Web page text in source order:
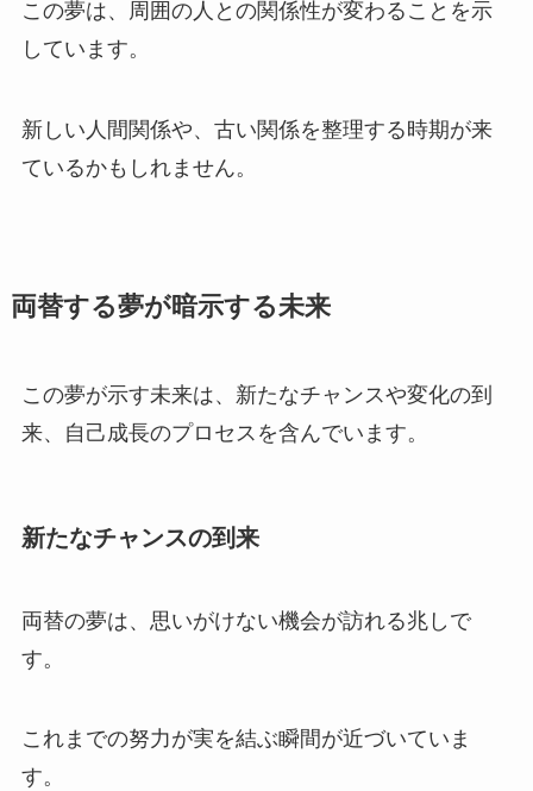
この夢は、周囲の人との関係性が変わることを示
しています。
新しい人間関係や、古い関係を整理する時期が来
ているかもしれません。
両替する夢が暗示する未来
この夢が示す未来は、新たなチャンスや変化の到
来、自己成長のプロセスを含んでいます。
新たなチャンスの到来
両替の夢は、思いがけない機会が訪れる兆しで
す。
これまでの努力が実を結ぶ瞬間が近づいていま
す。